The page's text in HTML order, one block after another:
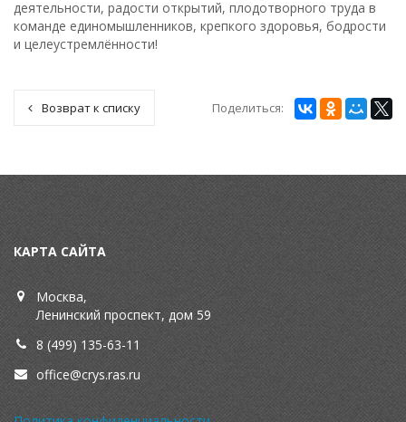
деятельности, радости открытий, плодотворного труда в
команде единомышленников, крепкого здоровья, бодрости
и целеустремлённости!
Возврат к списку Поделиться:
КАРТА САЙТА
Москва,
Ленинский проспект, дом 59
8 (499) 135-63-11
office@crys.ras.ru